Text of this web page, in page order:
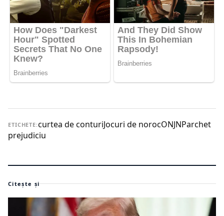
ETICHETE:curtea de conturiJocuri de norocONJNParchet
prejudiciu
Citește și